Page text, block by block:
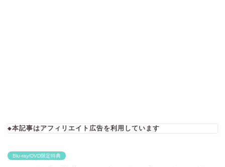
◆本記事はアフィリエイト広告を利用しています
Blu-ray/DVD限定特典